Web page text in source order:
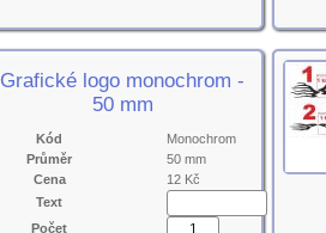
Grafické logo monochrom -
50 mm
Kód
Monochrom
Průměr
50 mm
Cena
12 Kč
Text
Počet